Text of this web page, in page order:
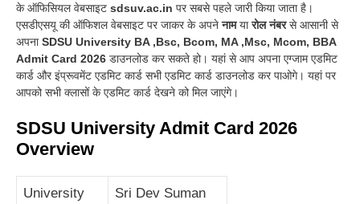
के ऑफिसियल वेबसाइट sdsuv.ac.in पर सबसे पहले जारी किया जाता है ।
एसडीएसयू की ऑफिशल वेबसाइट पर जाकर के अपनेनामयारोल नंबरसे आसानी से
अपनाSDSU University BA ,Bsc, Bcom, MA ,Msc, Mcom, BBA
Admit Card 2026 डाउनलोड कर सकते हो। यहां से आप अपना एग्जाम एडमिट
कार्ड और इंप्रूवमेंट एडमिट कार्ड सभी एडमिट कार्ड डाउनलोड कर पाओगे। यहां पर
आपको सभी क्लासों के एडमिट कार्ड देखने को मिल जाएंगे।
SDSU University Admit Card 2026
Overview
University
Sri Dev Suman